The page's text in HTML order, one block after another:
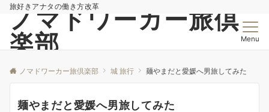
旅好きアナタの働き方改革
ノマドワーカー旅倶
楽部
Menu
ノマドワーカー旅倶楽部 城 旅行 麺やまだと愛媛へ男旅してみた
麺やまだと愛媛へ男旅してみた